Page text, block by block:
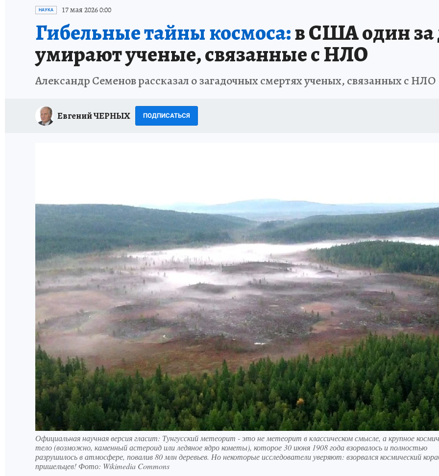
ИСПЫТАНО НА СЕБЕ
НАУКА 17 мая 2026 0:00
Гибельные тайны космоса:в США один за
умирают ученые, связанные с НЛО
Александр Семенов рассказал о загадочных смертях ученых, связанных с НЛО
Евгений ЧЕРНЫХ ПОДПИСАТЬСЯ
Официальная научная версия гласит: Тунгусский метеорит - это не метеорит в классическом смысле, а крупное
тело (возможно, каменный астероид или ледяное ядро кометы), которое 30 июня 1908 года взорвалось и полностью
разрушилось в атмосфере, повалив 80 млн деревьев. Но некоторые исследователи уверяют: взорвался космический
пришельцев! Фото: Wikimedia Commons